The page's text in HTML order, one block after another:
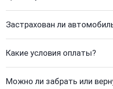
Застрахован ли
Какие условия оплаты?
Можно ли забрать или